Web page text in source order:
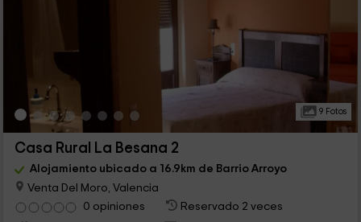
9 Fotos
Casa Rural La Besana 2
Alojamiento ubicado a 16.9km de Barrio Arroyo
Venta Del Moro, Valencia
0 opiniones
Reservado 2 veces